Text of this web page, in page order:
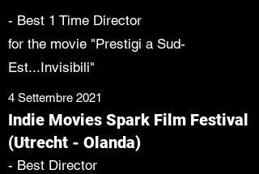
- Best 1 Time Director
for the movie "Prestigi a Sud-
Est...Invisibili"
4 Settembre 2021
Indie Movies Spark Film Festival
(Utrecht - Olanda)
- Best Director